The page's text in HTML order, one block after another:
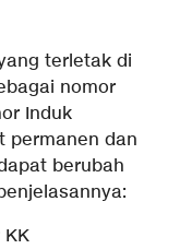
terletak di
nomor
Induk
permanen dan
berubah
KK